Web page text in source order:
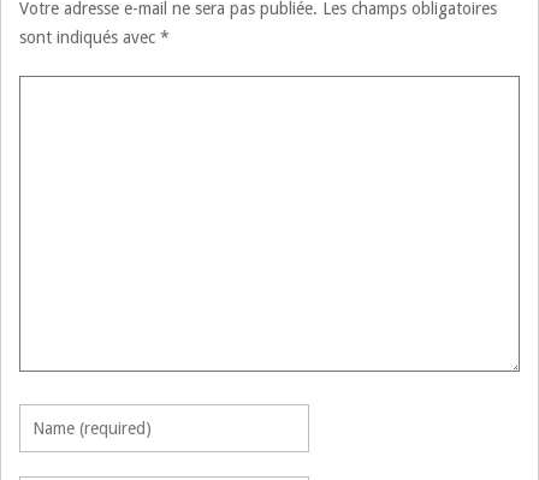
Votre adresse e-mail ne sera pas publiée. Les champs obligatoires
sont indiqués avec *